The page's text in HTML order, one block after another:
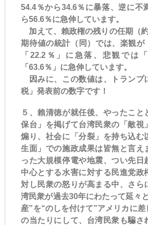
54.4％から34.6％に暴落、逆に不
ら56.6％に急伸しています。
加えて、賴政権の残りの任期（
期待値の統計（同）では、楽観が
「22.2％」に急落、悲観では
「63.6％」に急伸しています。
因みに、この数値は、トランプ
税」発表前の数字です！
５、賴清徳が就任後、やったこと
保台」を掲げて台湾民衆の「敵視
煽り、社会に「分裂」を持ち込む
生面」での施政成果は皆無と言え
った大規模停電や地震、つい先日
中心とする水害に対する民進党政
対し民衆の怒りが高まる中、さら
湾民衆が過去30年にわたって延々
産”を“のしを付けて”アメリカに差
の当たりにして、台湾民衆も騙さ